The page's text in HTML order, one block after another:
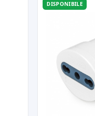
DISPONIBILE